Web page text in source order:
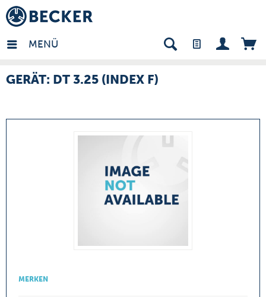
MENÜ
- DE
GERÄT: DT 3.25 (INDEX F)
MERKEN